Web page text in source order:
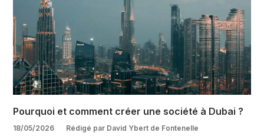
Pourquoi et comment créer une société à Dubai ?
18/05/2026 Rédigé par David Ybert de Fontenelle